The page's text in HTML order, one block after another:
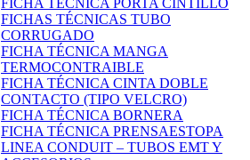
FICHA TÉCNICA PORTA CINTILLO
FICHAS TÉCNICAS TUBO
CORRUGADO
FICHA TÉCNICA MANGA
TERMOCONTRAIBLE
FICHA TÉCNICA CINTA DOBLE
CONTACTO (TIPO VELCRO)
FICHA TÉCNICA BORNERA
FICHA TÉCNICA PRENSAESTOPA
LINEA CONDUIT – TUBOS EMT Y